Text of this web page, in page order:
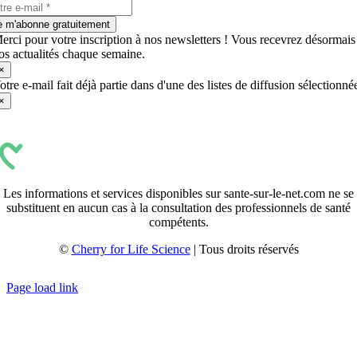
m'abonne gratuitement
pour votre inscription à nos newsletters ! Vous recevrez désormais
actualités chaque semaine.
e-mail fait déjà partie dans d'une des listes de diffusion
Les informations et services disponibles sur sante-sur-le-net.com ne se
substituent en aucun cas à la consultation des professionnels de santé
compétents.
© Cherry for Life Science| Tous droits réservés
Page load link